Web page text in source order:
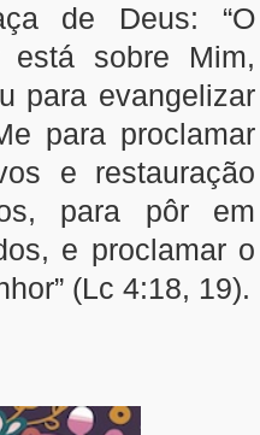
de Deus: “O
está sobre Mim,
para evangelizar
para proclamar
e restauração
para pôr em
e proclamar o
(Lc 4:18, 19).